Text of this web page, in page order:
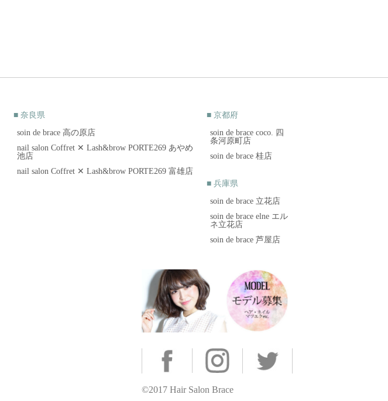
■ 奈良県
soin de brace 高の原店
nail salon Coffret ✕ Lash&brow PORTE269 あやめ
池店
nail salon Coffret ✕ Lash&brow PORTE269 富雄店
■ 京都府
soin de brace coco. 四
条河原町店
soin de brace 桂店
■ 兵庫県
soin de brace 立花店
soin de brace elne エル
ネ立花店
soin de brace 芦屋店
©2017 Hair Salon Brace